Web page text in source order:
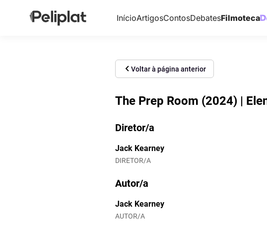
InícioArtigosContosDebatesFilmoteca
Voltar à página anterior
The Prep Room (2024) |
Diretor/a
Jack Kearney
DIRETOR/A
Autor/a
Jack Kearney
AUTOR/A